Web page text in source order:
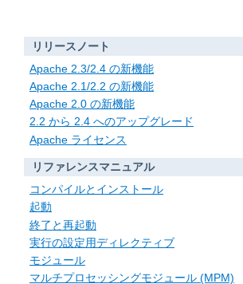
リリースノート
Apache 2.3/2.4 の新機能
Apache 2.1/2.2 の新機能
Apache 2.0 の新機能
2.2 から 2.4 へのアップグレード
Apache ライセンス
リファレンスマニュアル
コンパイルとインストール
起動
終了と再起動
実行の設定用ディレクティブ
モジュール
マルチプロセッシングモジュール (MPM)